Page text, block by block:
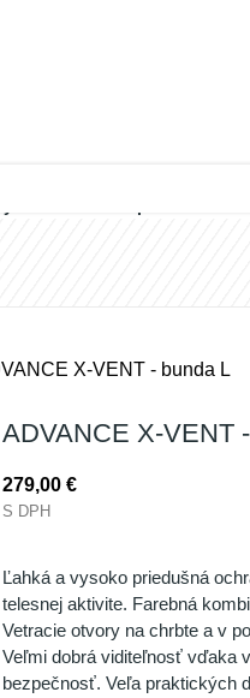
X-VENT - bunda L
ADVANCE X-VENT
279,00 €
S DPH
Ľahká a vysoko priedušná
telesnej aktivite. Farebná
Vetracie otvory na chrbte a v
Veľmi dobrá viditeľnosť vďaka
bezpečnosť. Veľa praktických